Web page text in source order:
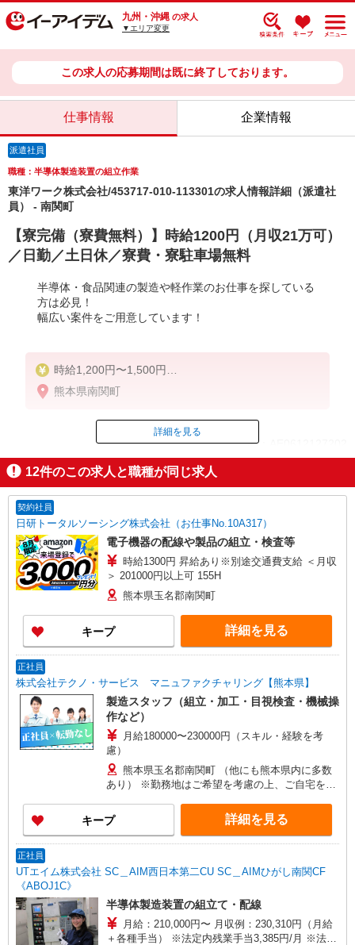
九州・沖縄 の求人
▼エリア変更
この求人の応募期間は既に終了しております。
仕事情報 企業情報
派遣社員
職種：半導体製造装置の組立作業
東洋ワーク株式会社/453717-010-113301の求人情報詳細（派遣社
員） - 南関町
【寮完備（寮費無料）】時給1200円（月収21万可）
／日勤／土日休／寮費・寮駐車場無料
半導体・食品関連の製造や軽作業のお仕事を探している
方は必見！
幅広い案件をご用意しています！
時給1,200円〜1,500円
月収例 216,000円＋交通費
時給 1,200円x7.75時間x20日＝186,000円
賞与手当含【退職手当】制度あり
※1,500円（1,200円x1.25）／法定8.0時間超過時間
外時
熊本県南関町
ID：AE0612127202
掲載期間終了
詳細を見る
12件のこの求人と職種が同じ求人
契約社員
日研トータルソーシング株式会社（お仕事No.10A317）
電子機器の配線や製品の組立・検査等
時給1300円 昇給あり※別途交通費支給 ＜月収
＞ 201000円以上可 155H
熊本県玉名郡南関町
キープ 詳細を見る
正社員
株式会社テクノ・サービス マニュファクチャリング【熊本県】
製造スタッフ（組立・加工・目視検査・機械操
作など）
月給180000〜230000円（スキル・経験を考
慮）
熊本県玉名郡南関町 （他にも熊本県内に多数
あり） ※勤務地はご希望を考慮の上、ご自宅を中
勤なし）
キープ 詳細を見る
正社員
UTエイム株式会社 SC＿AIM西日本第二CU SC＿AIMひがし南関CF
《ABOJ1C》
半導体製造装置の組立て・配線
月給：210,000円〜 月収例：230,310円（月給
＋各種手当） ※法定内残業手当3,385円/月 ※法定